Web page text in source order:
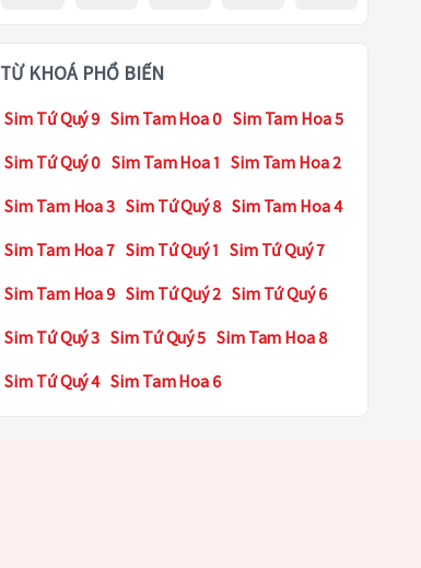
TỪ KHOÁ PHỔ BIẾN
Sim Tứ Quý 9 Sim Tam Hoa 0 Sim Tam Hoa 5
Sim Tứ Quý 0 Sim Tam Hoa 1 Sim Tam Hoa 2
Sim Tam Hoa 3 Sim Tứ Quý 8 Sim Tam Hoa 4
Sim Tam Hoa 7 Sim Tứ Quý 1 Sim Tứ Quý 7
Sim Tam Hoa 9 Sim Tứ Quý 2 Sim Tứ Quý 6
Sim Tứ Quý 3 Sim Tứ Quý 5 Sim Tam Hoa 8
Sim Tứ Quý 4 Sim Tam Hoa 6